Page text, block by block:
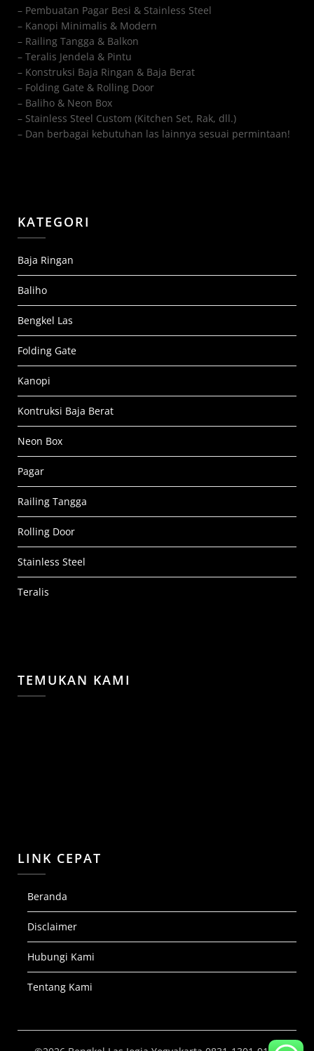
– Pembuatan Pagar Besi & Stainless Steel
– Kanopi Minimalis & Modern
– Railing Tangga & Balkon
– Teralis Jendela & Pintu
– Konstruksi Baja Ringan & Baja Berat
– Folding Gate & Rolling Door
– Baliho & Neon Box
– Stainless Steel Custom (Kitchen Set, Rak, dll.)
– Dan berbagai kebutuhan las lainnya sesuai permintaan!
KATEGORI
Baja Ringan
Baliho
Bengkel Las
Folding Gate
Kanopi
Kontruksi Baja Berat
Neon Box
Pagar
Railing Tangga
Rolling Door
Stainless Steel
Teralis
TEMUKAN KAMI
LINK CEPAT
Beranda
Disclaimer
Hubungi Kami
Tentang Kami